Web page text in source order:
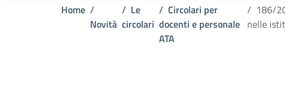
Home
Novità
Le
circolari
Circolari per
docenti e personale
ATA
186/
nelle